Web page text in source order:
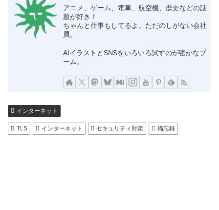
アニメ、ゲーム、電車、航空機、歴史などの話
題が好き！
ちゃんと仕事もしてるよ。ただのしがない会社
員。
AIイラストとSNSをいろいろ試すのが密かなブ
ーム。
インターネット
TLS インターネット セキュリティ対策 備忘録